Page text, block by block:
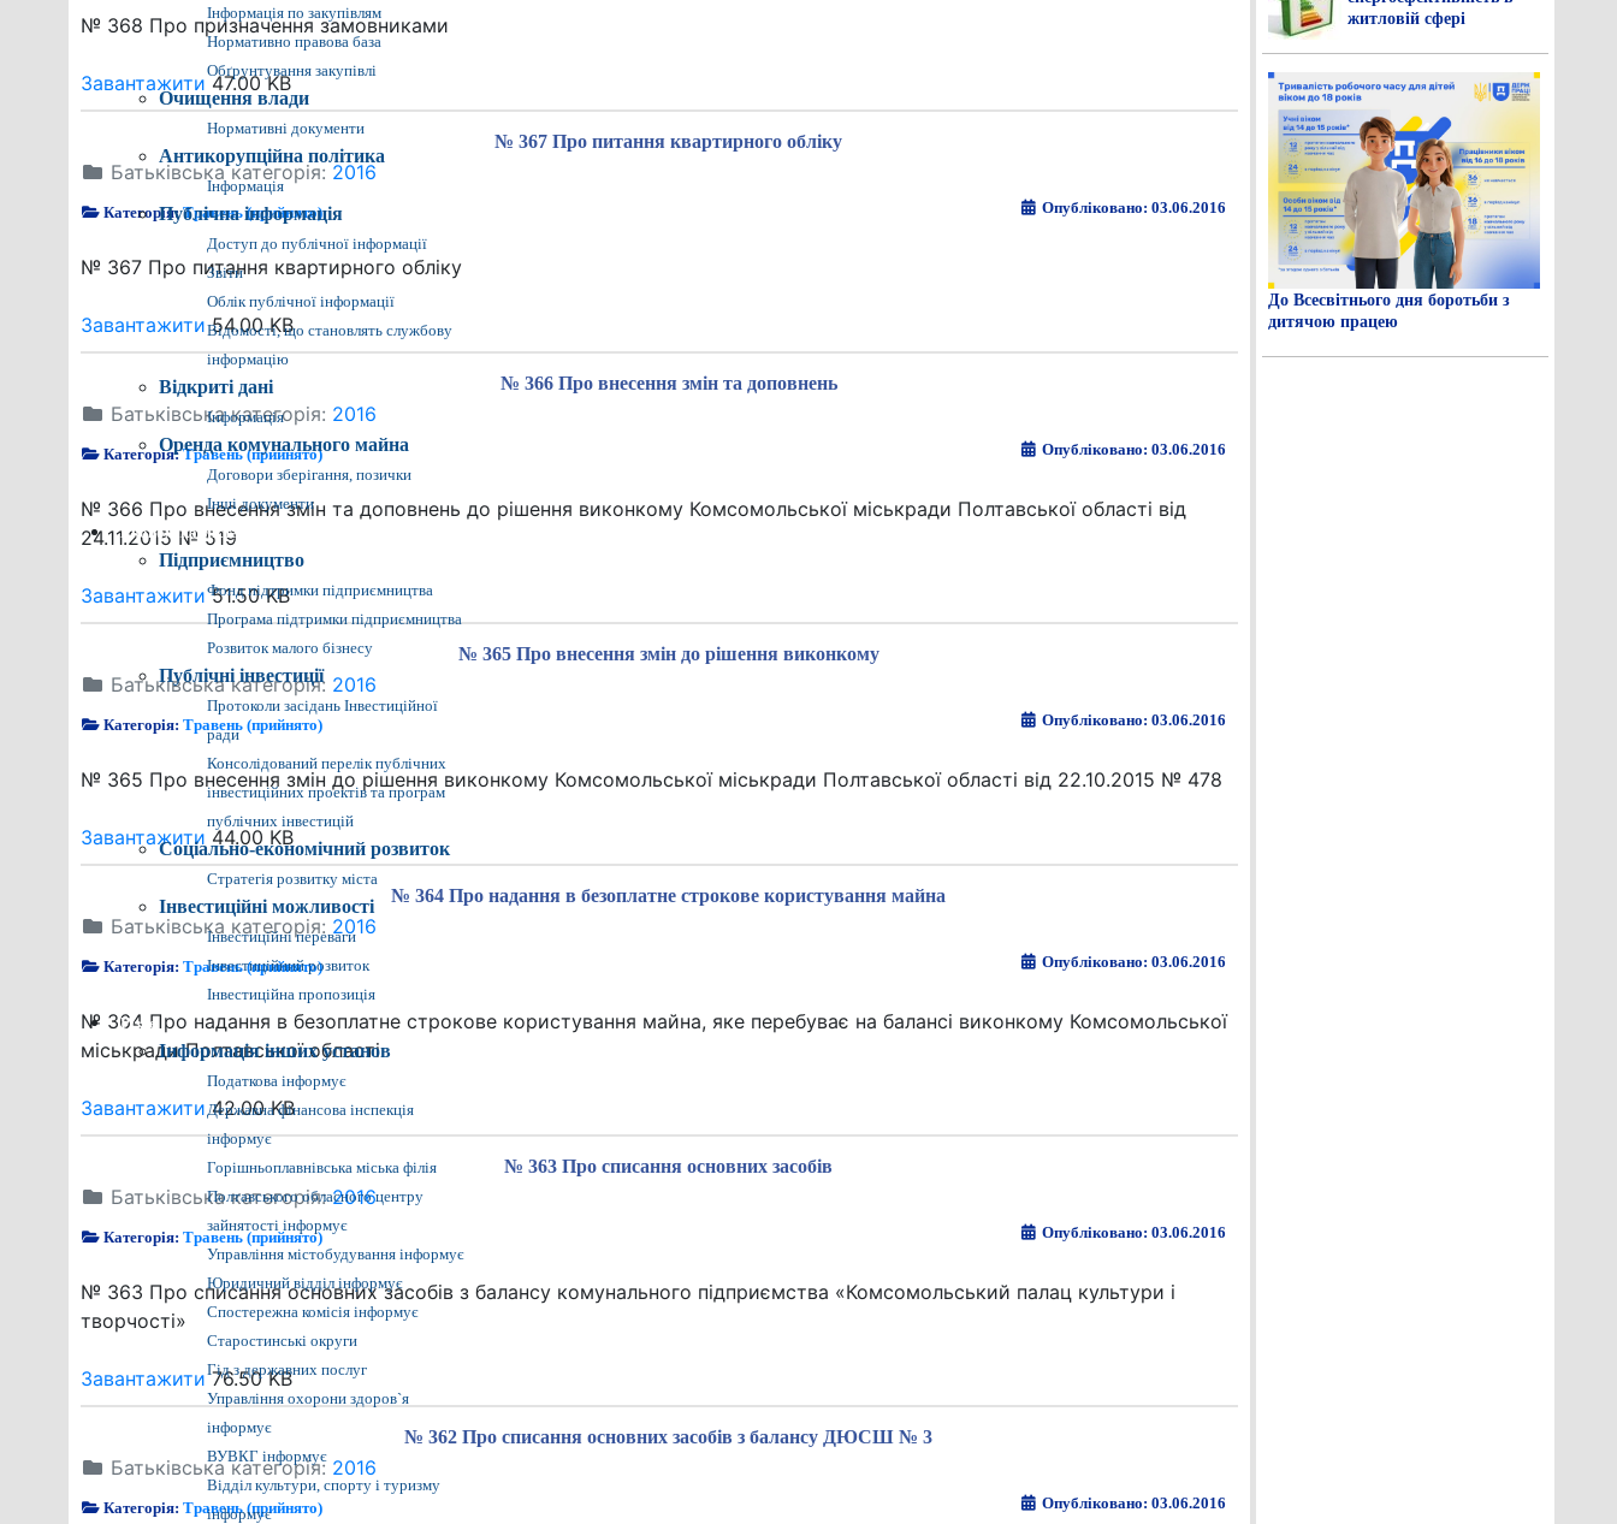
Інформація по закупівлям
Нормативно правова база
Обґрунтування закупівлі
Очищення влади
Нормативні документи
Антикорупційна політика
Інформація
Публічна інформація
Доступ до публічної інформації
Звіти
Облік публічної інформації
Відомості, що становлять службову
інформацію
Відкриті дані
Інформація
Оренда комунального майна
Договори зберігання, позички
Інші документи
Економіка міста
Підприємництво
Фонд підтримки підприємництва
Програма підтримки підприємництва
Розвиток малого бізнесу
Публічні інвестиції
Протоколи засідань Інвестиційної
ради
Консолідований перелік публічних
інвестиційних проектів та програм
публічних інвестицій
Соціально-економічний розвиток
Стратегія розвитку міста
Інвестиційні можливості
Інвестиційні переваги
Інвестиційний розвиток
Інвестиційна пропозиція
Різне
Інформація інших установ
Податкова інформує
Державна фінансова інспекція
інформує
Горішньоплавнівська міська філія
Полтавського обласного центру
зайнятості інформує
Управління містобудування інформує
Юридичний відділ інформує
Спостережна комісія інформує
Старостинські округи
Гід з державних послуг
Управління охорони здоров`я
інформує
ВУВКГ інформує
Відділ культури, спорту і туризму
інформує
№ 368 Про призначення замовниками
Завантажити 47.00 KB
№ 367 Про питання квартирного обліку
Батьківська категорія: 2016
Категорія:Травень (прийнято) Опубліковано: 03.06.2016
№ 367 Про питання квартирного обліку
Завантажити54.00 KB
№ 366 Про внесення змін та доповнень
Батьківська категорія: 2016
Категорія:Травень (прийнято) Опубліковано: 03.06.2016
№ 366 Про внесення змін та доповнень до рішення виконкому Комсомольської міськради Полтавської області від
24.11.2015 № 519
Завантажити51.50 KB
№ 365 Про внесення змін до рішення виконкому
Батьківська категорія: 2016
Категорія:Травень (прийнято) Опубліковано: 03.06.2016
№ 365 Про внесення змін до рішення виконкому Комсомольської міськради Полтавської області від 22.10.2015 № 478
Завантажити 44.00 KB
№ 364 Про надання в безоплатне строкове користування майна
Батьківська категорія: 2016
Категорія:Травень (прийнято) Опубліковано: 03.06.2016
№ 364 Про надання в безоплатне строкове користування майна, яке перебуває на балансі виконкому Комсомольської
міськради Полтавської області
Завантажити42.00 KB
№ 363 Про списання основних засобів
Батьківська категорія:2016
Категорія:Травень (прийнято) Опубліковано: 03.06.2016
№ 363 Про списання основних засобів з балансу комунального підприємства «Комсомольський палац культури і
творчості»
Завантажити76.50 KB
№ 362 Про списання основних засобів з балансу ДЮСШ № 3
Батьківська категорія: 2016
Категорія:Травень (прийнято) Опубліковано: 03.06.2016
житловій сфері
До Всесвітнього дня боротьби з
дитячою працею